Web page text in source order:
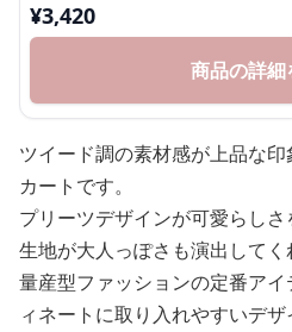
¥3,420
商品の詳細
ツイード調の素材感が上品な
カートです。
プリーツデザインが可愛らし
生地が大人っぽさも演出してく
量産型ファッションの定番ア
ィネートに取り入れやすいデザ